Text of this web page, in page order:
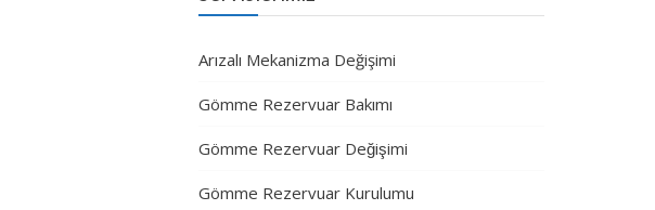
Arızalı Mekanizma Değişimi
Gömme Rezervuar Bakımı
Gömme Rezervuar Değişimi
Gömme Rezervuar Kurulumu